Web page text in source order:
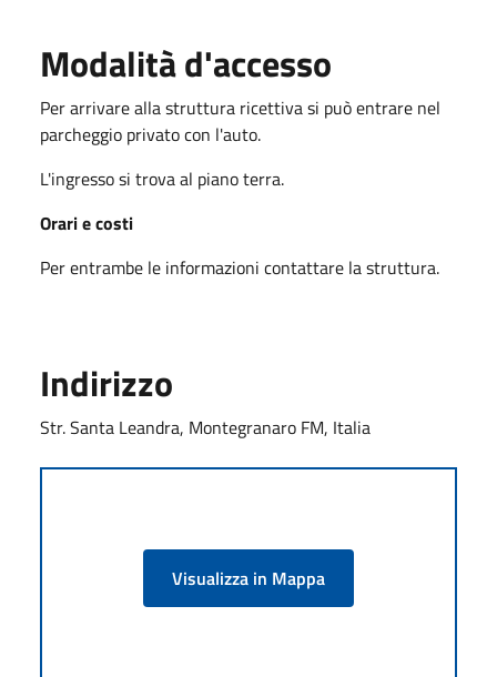
Modalità d'accesso
Per arrivare alla struttura ricettiva si può entrare nel
parcheggio privato con l'auto.
L'ingresso si trova al piano terra.
Orari e costi
Per entrambe le informazioni contattare la struttura.
Indirizzo
Str. Santa Leandra, Montegranaro FM, Italia
Visualizza in Mappa